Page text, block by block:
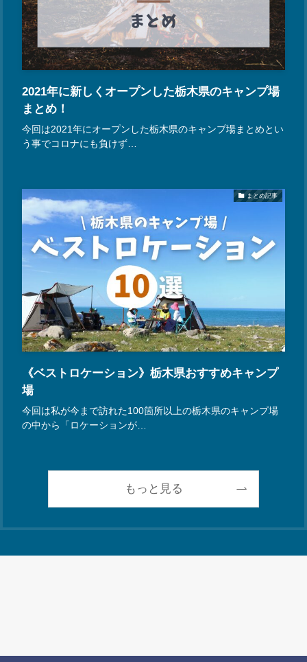
2021年に新しくオープンした栃木県のキャンプ場
まとめ！
今回は2021年にオープンした栃木県のキャンプ場まとめとい
う事でコロナにも負けず…
まとめ記事
《ベストロケーション》栃木県おすすめキャンプ
場
今回は私が今まで訪れた100箇所以上の栃木県のキャンプ場
の中から「ロケーションが…
もっと見る